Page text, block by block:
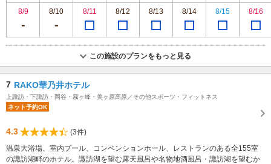
8/9
8/10 8/11 8/12 8/13 8/14 8/15 8/16
この施設のプランをもっと見る
7 RAKO華乃井ホテル
上諏訪・下諏訪・岡谷・霧ヶ峰・美ヶ原高原／その他スポーツ・フィットネス
ネット予約OK
4.3
(3件)
温泉大浴場、室内プール、コンベンションホール、レストランのある全155室
の諏訪湖畔のホテル。諏訪湖を望む露天風呂や名物地酒風呂・諏訪湖を望むか